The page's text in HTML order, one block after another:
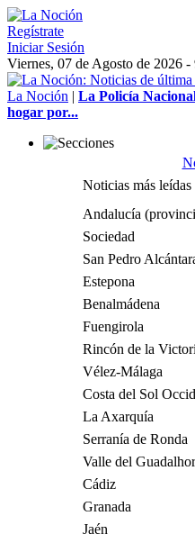
Regístrate
Iniciar Sesión
Viernes, 07 de Agosto de 2026 -
La Noción | La Policía
hogar por...
Noticias más leídas
Andalucía
Sociedad
San Pedro
Estepona
Benalmádena
Fuengirola
Rincón de la
Vélez-Málaga
Costa del Sol
La Axarquía
Serranía de Ronda
Valle del
Cádiz
Granada
Jaén